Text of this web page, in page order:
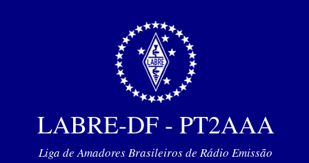
LABRE-DF - PT2AAA
Liga de Amadores Brasileiros de Rádio Emissão